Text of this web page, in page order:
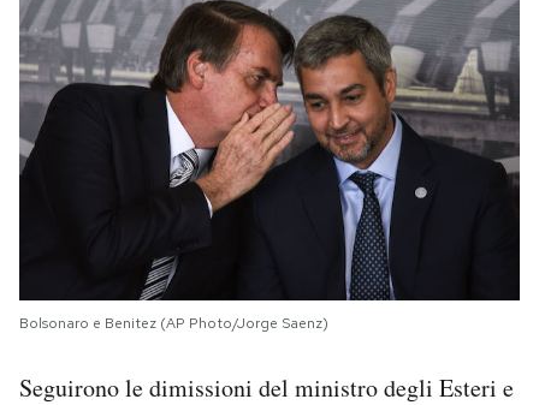
Bolsonaro e Benitez (AP Photo/Jorge Saenz)
Seguirono le dimissioni del ministro degli Esteri e